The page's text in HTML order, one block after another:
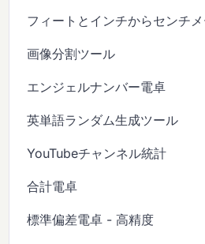
フィートとインチからセンチ
画像分割ツール
エンジェルナンバー電卓
英単語ランダム生成ツール
YouTubeチャンネル統計
合計電卓
標準偏差電卓 - 高精度